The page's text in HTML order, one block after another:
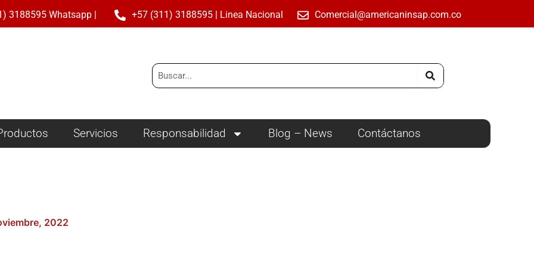
3188595 Whatsapp | +57 (311) 3188595 | Linea Nacional Comercial@americaninsap.com.co
Servicios Responsabilidad Blog – News Contáctanos
2022